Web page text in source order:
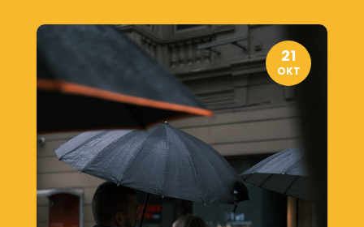
21
OKT